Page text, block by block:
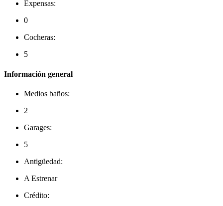
Expensas:
0
Cocheras:
5
Información general
Medios baños:
2
Garages:
5
Antigüedad:
A Estrenar
Crédito: